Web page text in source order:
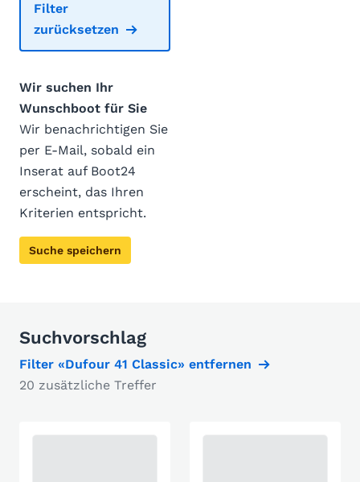
Filter
zurücksetzen
Wir suchen Ihr
Wunschboot für Sie
Wir benachrichtigen Sie
per E-Mail, sobald ein
Inserat auf Boot24
erscheint, das Ihren
Kriterien entspricht.
Suche speichern
Suchvorschlag
Filter «Dufour 41 Classic» entfernen
20 zusätzliche Treffer